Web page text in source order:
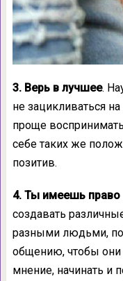
3. Верь в лучшее.
не зацикливаться
проще
себе таких же
позитив.
4. Ты имеешь право
создавать
разными людьми,
общению, чтобы они
мнение, начинать и